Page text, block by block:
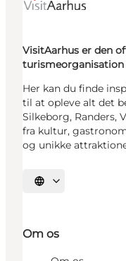
VisitAarhus er den
turismeorganisation
Her kan du finde
til at opleve alt det
Silkeborg, Randers,
fra kultur,
og unikke
Vælg sprog
Om os